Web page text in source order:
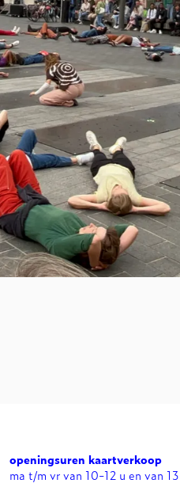
openingsuren kaartverkoop
ma t/m vr van 10-12 u en van